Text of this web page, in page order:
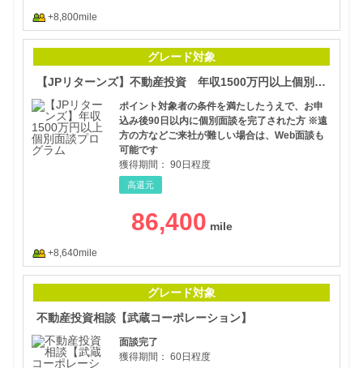
+8,800mile
グレード対象
【JPリターンズ】不動産投資 年収1500万円以上個別面談プログラム
ポイント対象者の条件を満たしたうえで、お申
込み後90日以内に個別面談を完了された方 ※遠
方の方などご来社が難しい場合は、Web面談も
可能です
獲得期間： 90日程度
高還元
86,400
+8,640mile
グレード対象
不動産投資相談【武蔵コーポレーション】
面談完了
獲得期間： 60日程度